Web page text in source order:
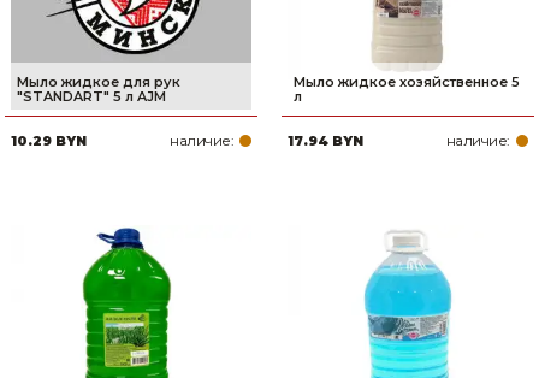
Мыло жидкое для рук
"STANDART" 5 л AJM
10.29 BYN наличие:
Мыло жидкое хозяйственное 5
л
17.94 BYN наличие: